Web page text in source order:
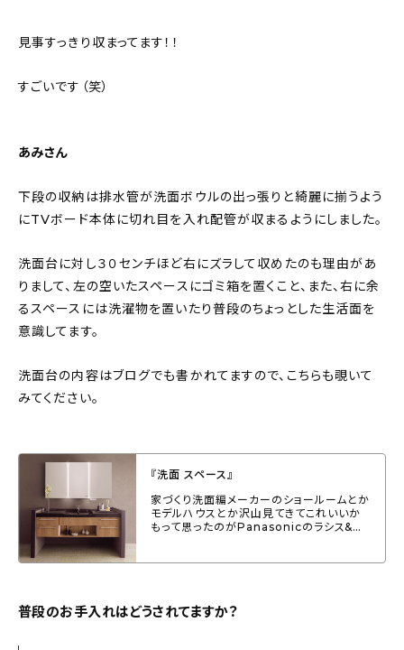
見事すっきり収まってます！！
すごいです（笑）
あみさん
下段の収納は排水管が洗面ボウルの出っ張りと綺麗に揃うよう
にTVボード本体に切れ目を入れ配管が収まるようにしました。
洗面台に対し３０センチほど右にズラして収めたのも理由があ
りまして、左の空いたスペースにゴミ箱を置くこと、また、右に余
るスペースには洗濯物を置いたり普段のちょっとした生活面を
意識してます。
洗面台の内容はブログでも書かれてますので、こちらも覗いて
みてください。
『洗面 スペース』
家づくり洗面編メーカーのショールームとか
モデルハウスとか沢山見てきてこれいいか
もって思ったのがPanasonicのラシス&…
普段のお手入れはどうされてますか？